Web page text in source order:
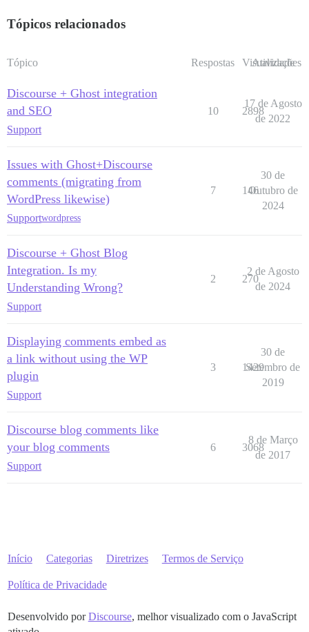
Tópicos relacionados
Tópico Respostas Visualizações
Atividade
Discourse + Ghost integration
and SEO
Support
10 2898
17 de Agosto
de 2022
Issues with Ghost+Discourse
comments (migrating from
WordPress likewise)
Supportwordpress
7 146
30 de
Outubro de
2024
Discourse + Ghost Blog
Integration. Is my
Understanding Wrong?
Support
2 270
2 de Agosto
de 2024
Displaying comments embed as
a link without using the WP
plugin
Support
3 1429
30 de
Setembro de
2019
Discourse blog comments like
your blog comments
Support
6 3068
8 de Março
de 2017
Início Categorias Diretrizes Termos de Serviço
Política de Privacidade
Desenvolvido porDiscourse, melhor visualizado com o JavaScript